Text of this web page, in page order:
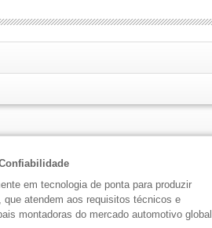
em tecnologia de ponta para produzir
que atendem aos requisitos técnicos e
montadoras do mercado automotivo global.